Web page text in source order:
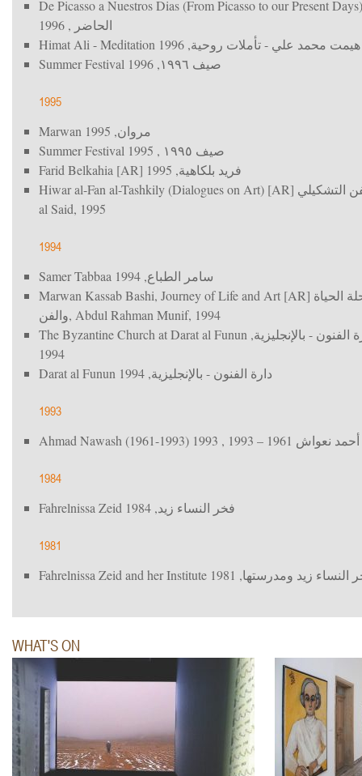
De Picasso a Nuestros Dias (From Picasso to our Present
الحاضر , 1996
Himat Ali - Meditation
هيمت محمد علي - تأملات روحية, 1996
Summer Festival
صيف ١٩٩٦ , 1996
1995
Marwan مروان, 1995
Summer Festival
صيف ١٩٩٥
, 1995
Farid Belkahia [AR]
فريد بلكاهية, 1995
Hiwar al-Fan al-Tashkily (Dialogues on Art) [AR] التشكيلي
al Said, 1995
1994
Samer Tabbaa سامر الطباع, 1994
Marwan Kassab Bashi, Journey of Life and Art [AR] الحياة
والفن, Abdul Rahman Munif, 1994
The Byzantine Church at Darat al Funun - بالإنجليزية,
1994
Darat al Funun
دارة الفنون - بالإنجليزية, 1994
1993
Ahmad Nawash (1961-1993) أحمد نعواش 1961 – 1993 , 1993
1984
Fahrelnissa Zeid فخر النساء زيد, 1984
1981
Fahrelnissa Zeid and her Institute النساء زيد ومدرستها, 1981
WHAT'S ON